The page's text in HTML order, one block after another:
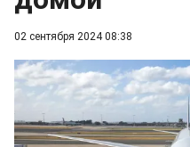
02 сентября 2024 08:38